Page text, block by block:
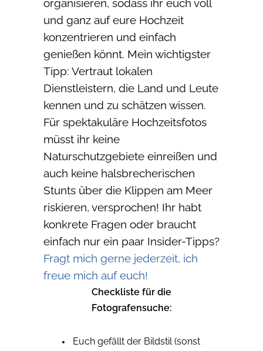
organisieren, sodass ihr euch voll
und ganz auf eure Hochzeit
konzentrieren und einfach
genießen könnt. Mein wichtigster
Tipp: Vertraut lokalen
Dienstleistern, die Land und Leute
kennen und zu schätzen wissen.
Für spektakuläre Hochzeitsfotos
müsst ihr keine
Naturschutzgebiete einreißen und
auch keine halsbrecherischen
Stunts über die Klippen am Meer
riskieren, versprochen! Ihr habt
konkrete Fragen oder braucht
einfach nur ein paar Insider-Tipps?
Fragt mich gerne jederzeit, ich
freue mich auf euch!
Checkliste für die
Fotografensuche:
Euch gefällt der Bildstil (sonst